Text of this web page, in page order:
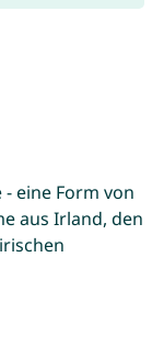
eine Form von
aus Irland, den